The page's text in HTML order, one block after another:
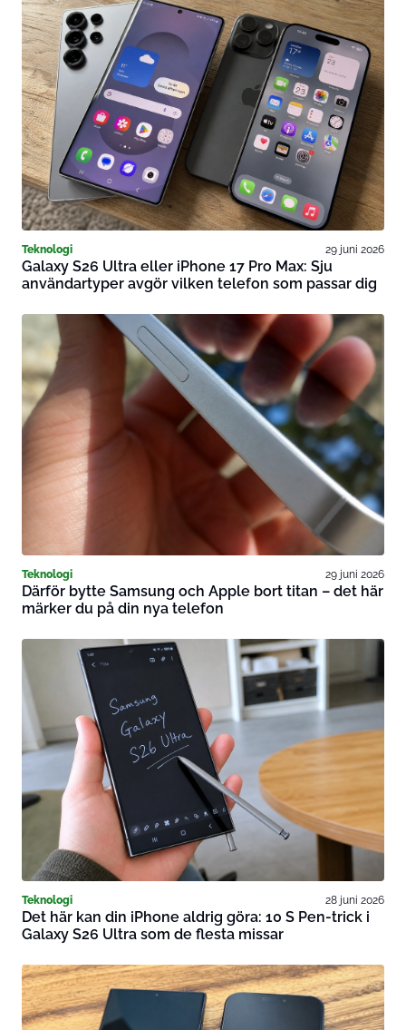
Teknologi 29 juni 2026
Galaxy S26 Ultra eller iPhone 17 Pro Max: Sju
användartyper avgör vilken telefon som passar dig
Teknologi 29 juni 2026
Därför bytte Samsung och Apple bort titan – det här
märker du på din nya telefon
Teknologi 28 juni 2026
Det här kan din iPhone aldrig göra: 10 S Pen-trick i
Galaxy S26 Ultra som de flesta missar